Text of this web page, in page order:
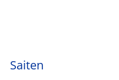
Saiten